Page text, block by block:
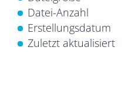
Datei-Anzahl
Erstellungsdatum
Zuletzt aktualisiert